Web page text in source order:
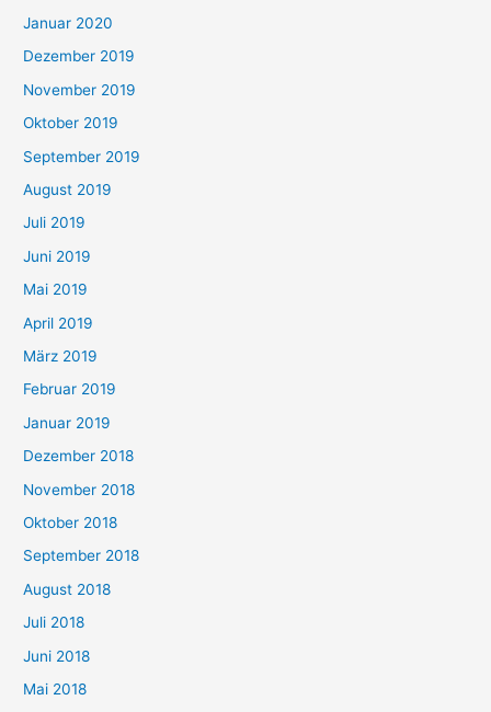
Januar 2020
Dezember 2019
November 2019
Oktober 2019
September 2019
August 2019
Juli 2019
Juni 2019
Mai 2019
April 2019
März 2019
Februar 2019
Januar 2019
Dezember 2018
November 2018
Oktober 2018
September 2018
August 2018
Juli 2018
Juni 2018
Mai 2018